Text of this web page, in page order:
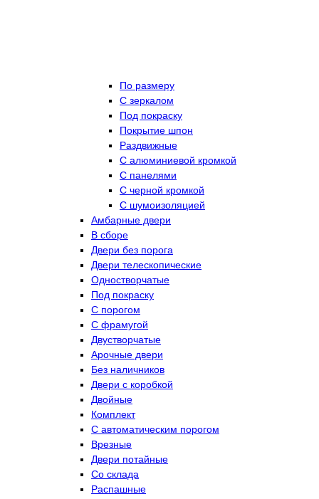
По размеру
C зеркалом
Под покраску
Покрытие шпон
Раздвижные
С алюминиевой кромкой
С панелями
С черной кромкой
С шумоизоляцией
Амбарные двери
В сборе
Двери без порога
Двери телескопические
Одностворчатые
Под покраску
С порогом
С фрамугой
Двустворчатые
Арочные двери
Без наличников
Двери с коробкой
Двойные
Комплект
С автоматическим порогом
Врезные
Двери потайные
Со склада
Распашные